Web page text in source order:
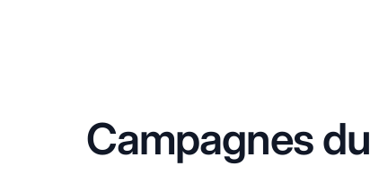
Campagnes